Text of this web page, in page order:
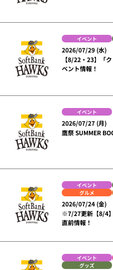
イベント
2026/07/29 (水)
【8/22・23】「
ベント情報！
イベント
2026/07/27 (月)
鷹祭 SUMMER
イベント
グルメ
2026/07/24 (金)
※7/27更新【8/4
直前情報！
イベント
グッズ